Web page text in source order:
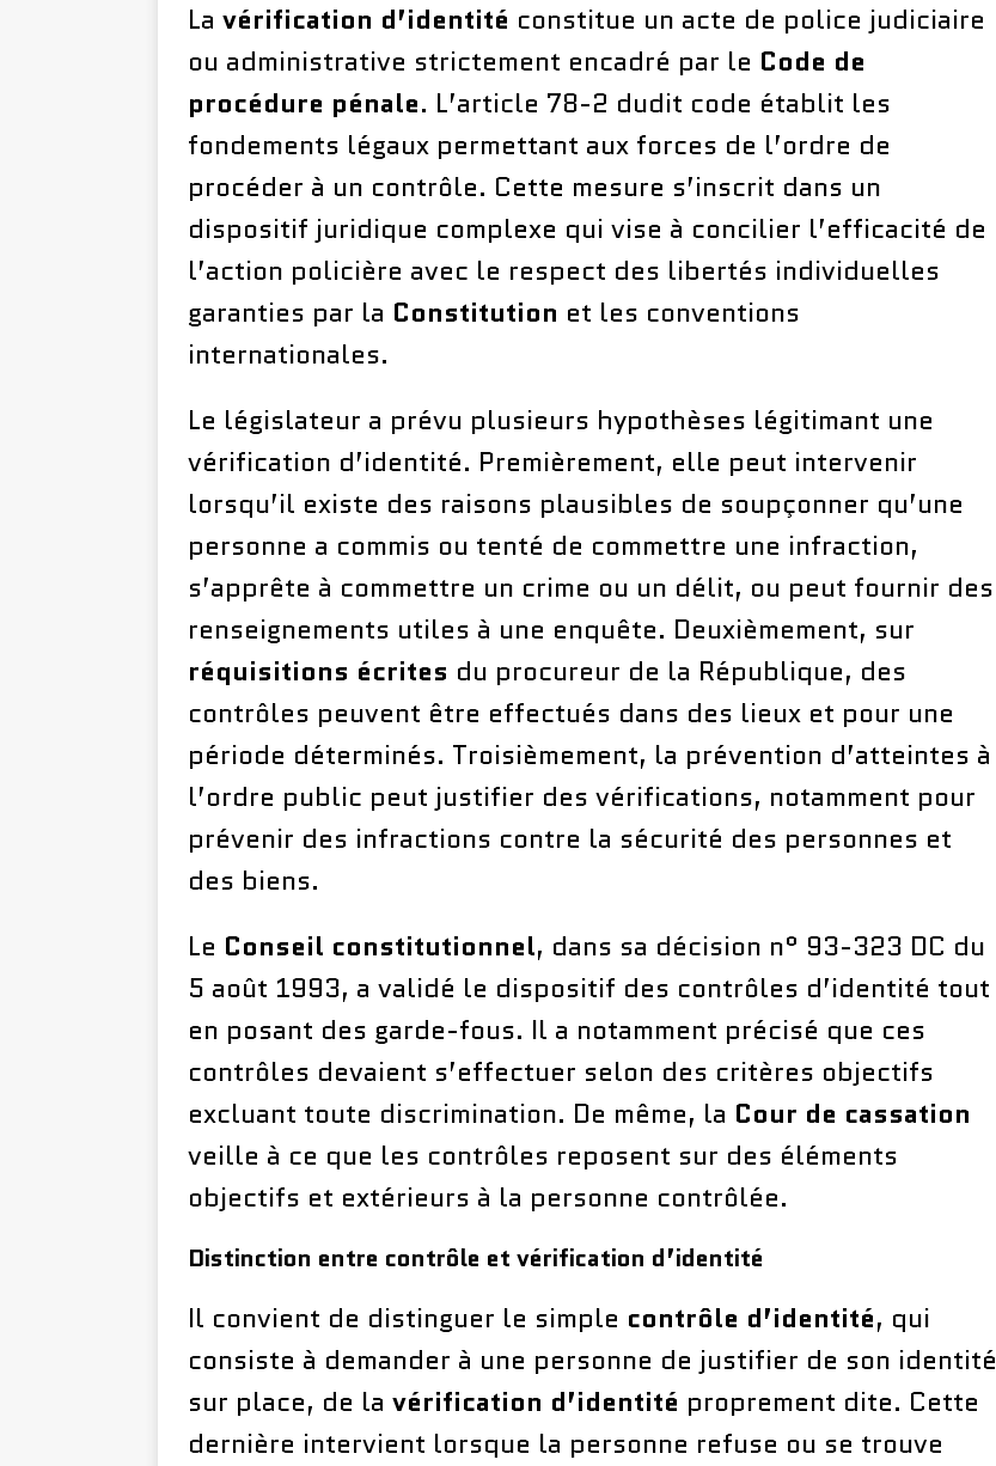
La vérification d’identité constitue un acte de police judiciaire
ou administrative strictement encadré par le Code de
procédure pénale. L’article 78-2 dudit code établit les
fondements légaux permettant aux forces de l’ordre de
procéder à un contrôle. Cette mesure s’inscrit dans un
dispositif juridique complexe qui vise à concilier l’efficacité de
l’action policière avec le respect des libertés individuelles
garanties par la Constitution et les conventions
internationales.
Le législateur a prévu plusieurs hypothèses légitimant une
vérification d’identité. Premièrement, elle peut intervenir
lorsqu’il existe des raisons plausibles de soupçonner qu’une
personne a commis ou tenté de commettre une infraction,
s’apprête à commettre un crime ou un délit, ou peut fournir des
renseignements utiles à une enquête. Deuxièmement, sur
réquisitions écrites du procureur de la République, des
contrôles peuvent être effectués dans des lieux et pour une
période déterminés. Troisièmement, la prévention d’atteintes à
l’ordre public peut justifier des vérifications, notamment pour
prévenir des infractions contre la sécurité des personnes et
des biens.
Le Conseil constitutionnel, dans sa décision n° 93-323 DC du
5 août 1993, a validé le dispositif des contrôles d’identité tout
en posant des garde-fous. Il a notamment précisé que ces
contrôles devaient s’effectuer selon des critères objectifs
excluant toute discrimination. De même, la Cour de cassation
veille à ce que les contrôles reposent sur des éléments
objectifs et extérieurs à la personne contrôlée.
Distinction entre contrôle et vérification d’identité
Il convient de distinguer le simple contrôle d’identité, qui
consiste à demander à une personne de justifier de son identité
sur place, de la vérification d’identité proprement dite. Cette
dernière intervient lorsque la personne refuse ou se trouve